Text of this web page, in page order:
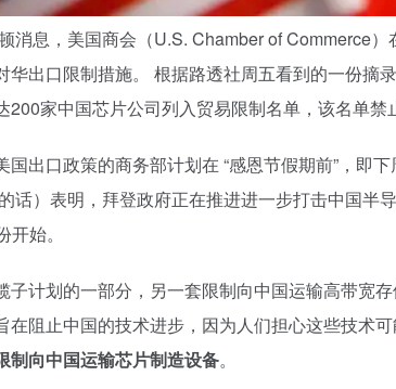
消息，美国商会（U.S. Chamber of Commerce
华出口限制措施。 根据路透社周五看到的一份摘
家中国芯片公司列入贸易限制名单，该名单禁
出口政策的商务部计划在 “感恩节假期前”，即
话）表明，拜登政府正在推进进一步打击中国半
始。
子计划的一部分，另一套限制向中国运输高带宽
在阻止中国的技术进步，因为人们担心这些技术
制向中国运输芯片制造设备。